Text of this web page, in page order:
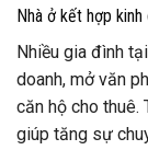
Nhà ở kết hợp kinh
Nhiều gia đình
doanh, mở văn
căn hộ cho thuê.
giúp tăng sự